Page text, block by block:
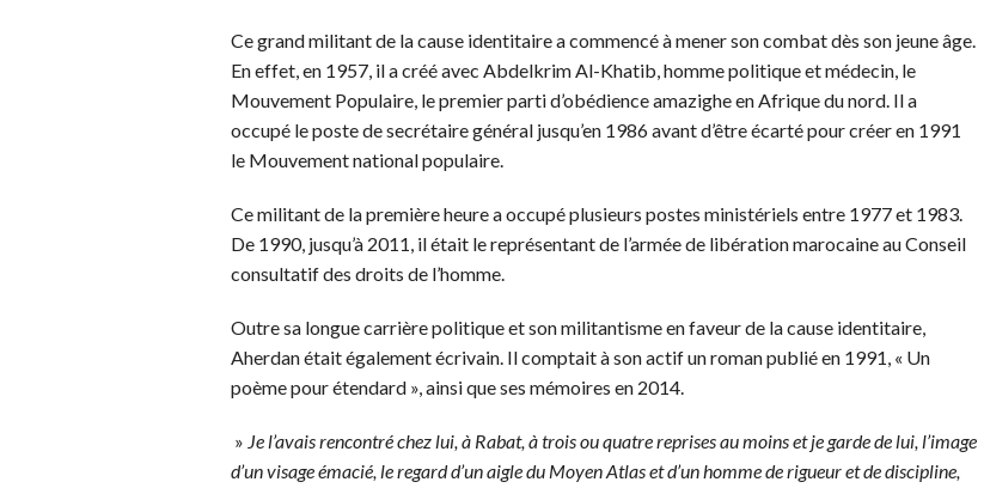
Ce grand militant de la cause identitaire a commencé à mener son combat dès son jeune âge.
En effet, en 1957, il a créé avec Abdelkrim Al-Khatib, homme politique et médecin, le
Mouvement Populaire, le premier parti d’obédience amazighe en Afrique du nord. Il a
occupé le poste de secrétaire général jusqu’en 1986 avant d’être écarté pour créer en 1991
le Mouvement national populaire.
Ce militant de la première heure a occupé plusieurs postes ministériels entre 1977 et 1983.
De 1990, jusqu’à 2011, il était le représentant de l’armée de libération marocaine au Conseil
consultatif des droits de l’homme.
Outre sa longue carrière politique et son militantisme en faveur de la cause identitaire,
Aherdan était également écrivain. Il comptait à son actif un roman publié en 1991, « Un
poème pour étendard », ainsi que ses mémoires en 2014.
» Je l’avais rencontré chez lui, à Rabat, à trois ou quatre reprises au moins et je garde de lui, l’image
d’un visage émacié, le regard d’un aigle du Moyen Atlas et d’un homme de rigueur et de discipline,